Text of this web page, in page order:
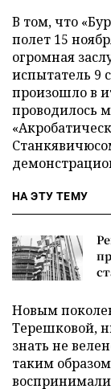
В том, что
полет 15
огромная
испытатель 9
произошло в
проводилось
НА ЭТУ ТЕМУ
Новым
Терешковой,
знать не
таким